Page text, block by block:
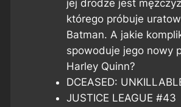
jej drodze jest
którego próbuje
Batman. A jakie
spowoduje jego nowy
Harley Quinn?
DCEASED:
JUSTICE LEAGUE #43